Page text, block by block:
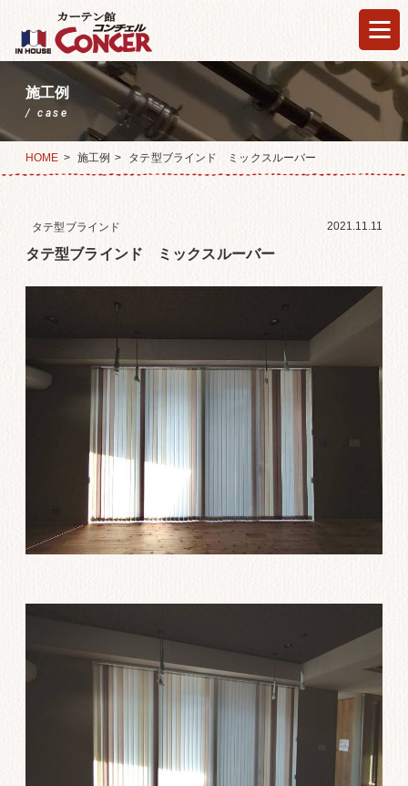
施工例
case
HOME 施工例 タテ型ブラインド ミックスルーバー
タテ型ブラインド 2021.11.11
タテ型ブラインド ミックスルーバー